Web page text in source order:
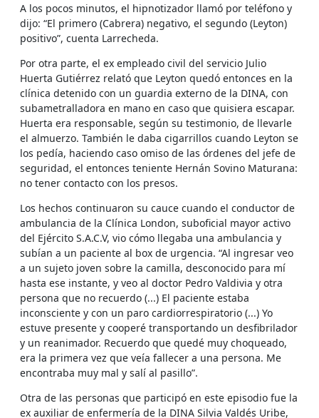
A los pocos minutos, el hipnotizador llamó por teléfono y
dijo: “El primero (Cabrera) negativo, el segundo (Leyton)
positivo”, cuenta Larrecheda.
Por otra parte, el ex empleado civil del servicio Julio
Huerta Gutiérrez relató que Leyton quedó entonces en la
clínica detenido con un guardia externo de la DINA, con
subametralladora en mano en caso que quisiera escapar.
Huerta era responsable, según su testimonio, de llevarle
el almuerzo. También le daba cigarrillos cuando Leyton se
los pedía, haciendo caso omiso de las órdenes del jefe de
seguridad, el entonces teniente Hernán Sovino Maturana:
no tener contacto con los presos.
Los hechos continuaron su cauce cuando el conductor de
ambulancia de la Clínica London, suboficial mayor activo
del Ejército S.A.C.V, vio cómo llegaba una ambulancia y
subían a un paciente al box de urgencia. “Al ingresar veo
a un sujeto joven sobre la camilla, desconocido para mí
hasta ese instante, y veo al doctor Pedro Valdivia y otra
persona que no recuerdo (...) El paciente estaba
inconsciente y con un paro cardiorrespiratorio (...) Yo
estuve presente y cooperé transportando un desfibrilador
y un reanimador. Recuerdo que quedé muy choqueado,
era la primera vez que veía fallecer a una persona. Me
encontraba muy mal y salí al pasillo”.
Otra de las personas que participó en este episodio fue la
ex auxiliar de enfermería de la DINA Silvia Valdés Uribe,